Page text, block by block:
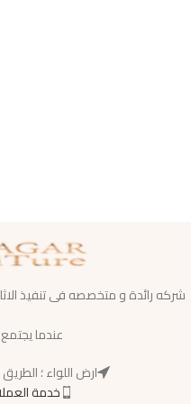
عندما يجتمع
ارض اللواء ؛ الطريق
خدمة العملاء: